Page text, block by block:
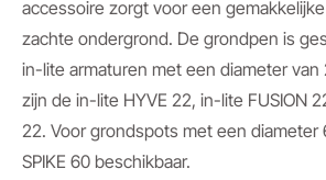
accessoire zorgt voor een
zachte ondergrond. De grondpen is
in-lite armaturen met een diameter van
zijn de in-lite HYVE 22, in-lite FUSION
22. Voor grondspots met een diameter
SPIKE 60 beschikbaar.